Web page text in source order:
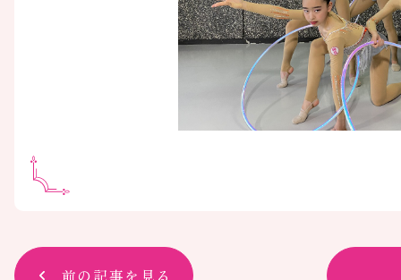
前の記事を見る